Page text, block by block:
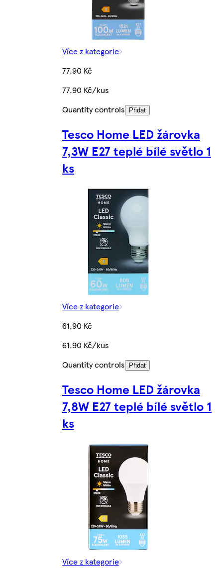
Více z kategorie
77,90 Kč
77,90 Kč/kus
Quantity controls
Přidat
Tesco Home LED žárovka
7,3W E27 teplé bílé světlo 1
ks
Více z kategorie
61,90 Kč
61,90 Kč/kus
Quantity controls
Přidat
Tesco Home LED žárovka
7,8W E27 teplé bílé světlo 1
ks
Více z kategorie